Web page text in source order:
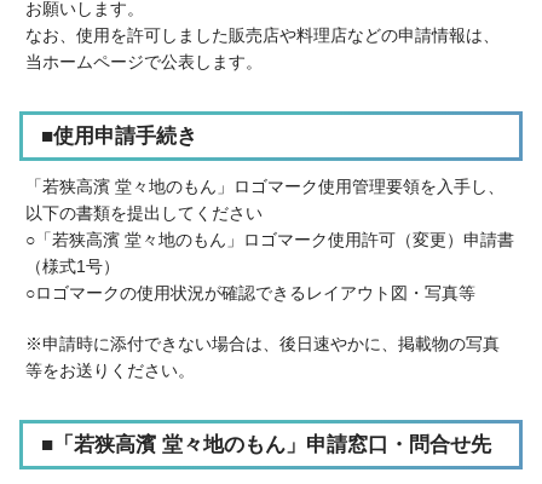
お願いします。
なお、使用を許可しました販売店や料理店などの申請情報は、
当ホームページで公表します。
■使用申請手続き
「若狭高濱 堂々地のもん」ロゴマーク使用管理要領を入手し、
以下の書類を提出してください
○「若狭高濱 堂々地のもん」ロゴマーク使用許可（変更）申請書
（様式1号）
○ロゴマークの使用状況が確認できるレイアウト図・写真等
※申請時に添付できない場合は、後日速やかに、掲載物の写真
等をお送りください。
■「若狭高濱 堂々地のもん」申請窓口・問合せ先